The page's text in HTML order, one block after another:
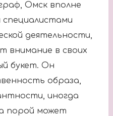
Омск вполне
деятельности,
внимание в своих
букет. Он
образа,
иногда
порой может